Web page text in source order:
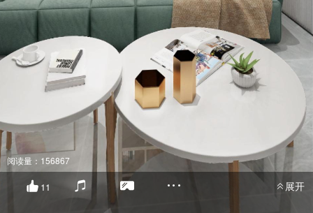
阅读量：156867
11 展开